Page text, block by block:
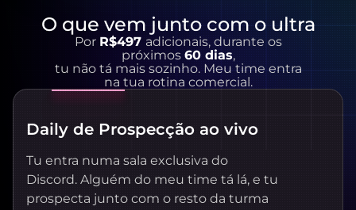
O que vem junto com o ultra
Por R$497 adicionais, durante os
próximos 60 dias,
tu não tá mais sozinho. Meu time entra
na tua rotina comercial.
Daily de Prospecção ao vivo
Tu entra numa sala exclusiva do
Discord. Alguém do meu time tá lá, e tu
prospecta junto com o resto da turma